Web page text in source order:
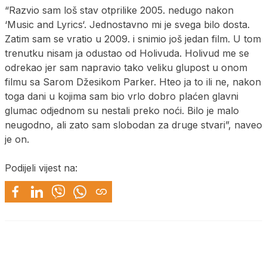
“Razvio sam loš stav otprilike 2005. nedugo nakon
‘Music and Lyrics‘. Jednostavno mi je svega bilo dosta.
Zatim sam se vratio u 2009. i snimio još jedan film. U tom
trenutku nisam ja odustao od Holivuda. Holivud me se
odrekao jer sam napravio tako veliku glupost u onom
filmu sa Sarom Džesikom Parker. Hteo ja to ili ne, nakon
toga dani u kojima sam bio vrlo dobro plaćen glavni
glumac odjednom su nestali preko noći. Bilo je malo
neugodno, ali zato sam slobodan za druge stvari”, naveo
je on.
Podijeli vijest na: